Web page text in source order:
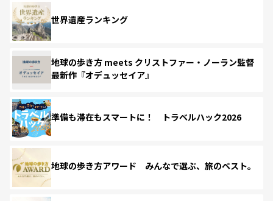
世界遺産ランキング
地球の歩き方 meets クリストファー・ノーラン監督
最新作『オデュッセイア』
準備も滞在もスマートに！ トラベルハック2026
地球の歩き方アワード みんなで選ぶ、旅のベスト。